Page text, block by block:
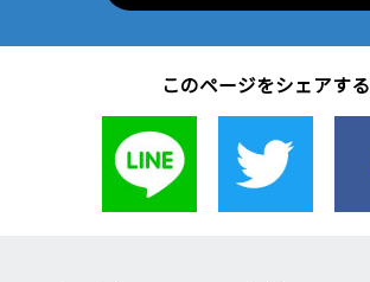
このページをシェアする